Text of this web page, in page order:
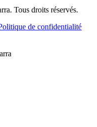
Tous droits réservés.
de confidentialité